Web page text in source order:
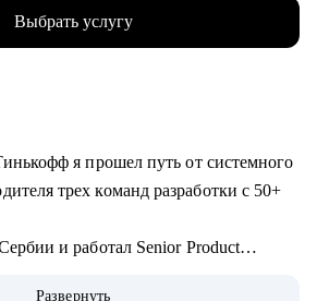
Выбрать услугу
я прошел путь от системного
трех команд разработки с 50+
и работал Senior Product
Развернуть